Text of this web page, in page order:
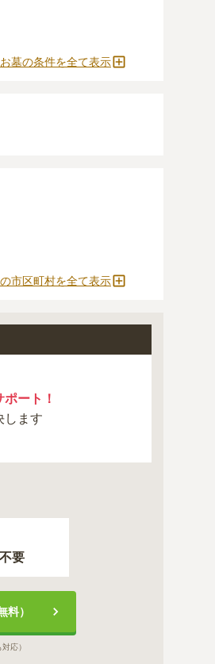
の費用がかかりま
しません。
できます。
お墓の条件を全て表示
市区町村を全て表示
ート！
します
要
料）
応）